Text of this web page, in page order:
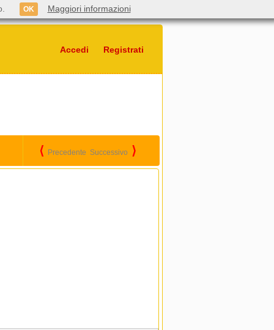
Accedi Registrati
⟨ Precedente Successivo ⟩
OK Maggiori informazioni